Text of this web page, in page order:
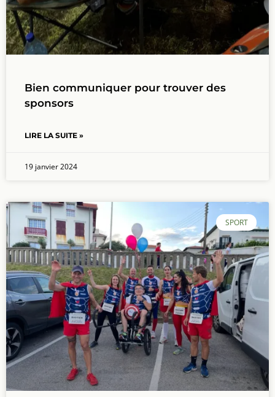
Bien communiquer pour trouver des
sponsors
LIRE LA SUITE »
19 janvier 2024
SPORT